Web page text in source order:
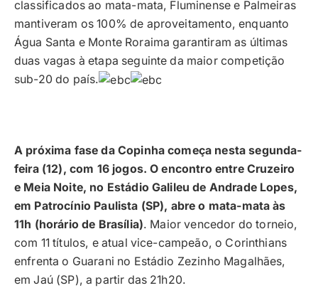
classificados ao mata-mata, Fluminense e Palmeiras
mantiveram os 100% de aproveitamento, enquanto
Água Santa e Monte Roraima garantiram as últimas
duas vagas à etapa seguinte da maior competição
sub-20 do país.
A próxima fase da Copinha começa nesta segunda-
feira (12), com 16 jogos. O encontro entre Cruzeiro
e Meia Noite, no Estádio Galileu de Andrade Lopes,
em Patrocínio Paulista (SP), abre o mata-mata às
11h (horário de Brasília). Maior vencedor do torneio,
com 11 títulos, e atual vice-campeão, o Corinthians
enfrenta o Guarani no Estádio Zezinho Magalhães,
em Jaú (SP), a partir das 21h20.